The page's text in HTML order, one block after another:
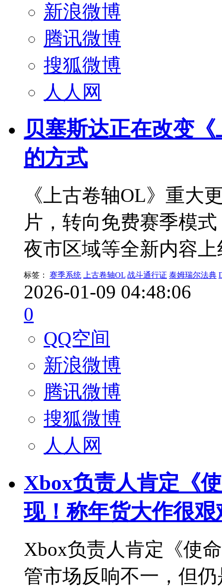
新浪微博
腾讯微博
搜狐微博
人人网
贝塞斯达正在改变
的方式
《上古卷轴OL》重大
片，转向免费赛季模
夜市区域等全新内容
标签： 赛季系统 上古卷轴OL 战斗通行证 泰姆瑞尔法典
2026-01-09 04:48:06
0
QQ空间
新浪微博
腾讯微博
搜狐微博
人人网
Xbox负责人肯定《
现！称年货大作很艰
Xbox负责人肯定《使
管市场反响不一，但